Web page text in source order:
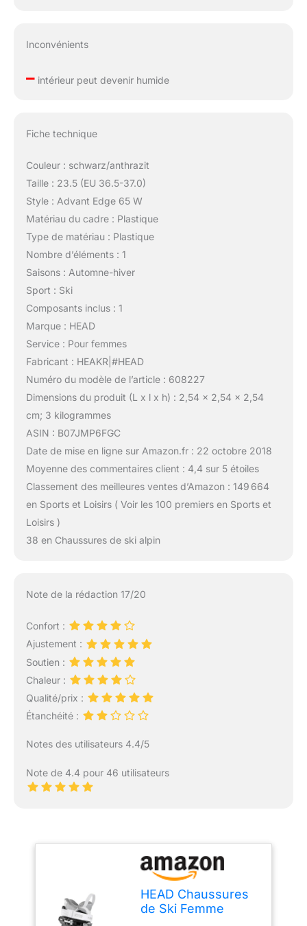
Inconvénients
–intérieur peut devenir humide
Fiche technique
Couleur : schwarz/anthrazit
Taille : 23.5 (EU 36.5-37.0)
Style : Advant Edge 65 W
Matériau du cadre : Plastique
Type de matériau : Plastique
Nombre d’éléments : 1
Saisons : Automne-hiver
Sport : Ski
Composants inclus : 1
Marque : HEAD
Service : Pour femmes
Fabricant : HEAKR|#HEAD
Numéro du modèle de l’article : 608227
Dimensions du produit (L x l x h) : 2,54 x 2,54 x 2,54
cm; 3 kilogrammes
ASIN : B07JMP6FGC
Date de mise en ligne sur Amazon.fr : 22 octobre 2018
Moyenne des commentaires client : 4,4 sur 5 étoiles
Classement des meilleures ventes d’Amazon : 149 664
en Sports et Loisirs ( Voir les 100 premiers en Sports et
Loisirs )
38 en Chaussures de ski alpin
Note de la rédaction 17/20
Confort :
Ajustement :
Soutien :
Chaleur :
Qualité/prix :
Étanchéité :
Notes des utilisateurs 4.4/5
Note de 4.4 pour 46 utilisateurs
HEAD Chaussures
de Ski Femme